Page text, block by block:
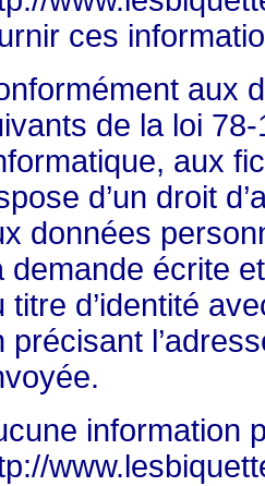
ces
aux
de la loi
aux
d’un droit
données
demande écrite
titre d’identité
précisant
information